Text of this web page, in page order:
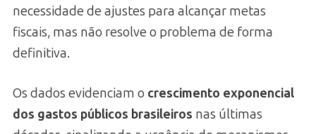
necessidade de ajustes para alcançar metas
fiscais, mas não resolve o problema de forma
definitiva.
Os dados evidenciam o crescimento exponencial
dos gastos públicos brasileiros nas últimas